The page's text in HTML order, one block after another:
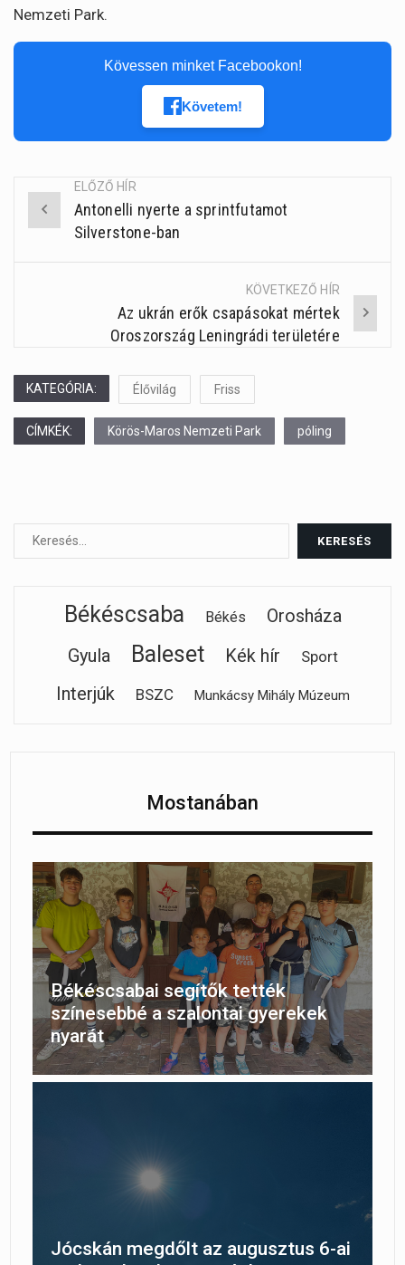
Nemzeti Park.
Kövessen minket Facebookon!
Követem!
Post
navigation
ELŐZŐ HÍR
Antonelli nyerte a sprintfutamot
Silverstone-ban
KÖVETKEZŐ HÍR
Az ukrán erők csapásokat mértek
Oroszország Leningrádi területére
KATEGÓRIA: Élővilág Friss
CÍMKÉK: Körös-Maros Nemzeti Park póling
Békéscsaba Békés
Orosháza
Gyula
Baleset Kék hír Sport
Interjúk BSZC Munkácsy Mihály Múzeum
Mostanában
Békéscsabai segítők tették
színesebbé a szalontai gyerekek
nyarát
Jócskán megdőlt az augusztus 6-ai